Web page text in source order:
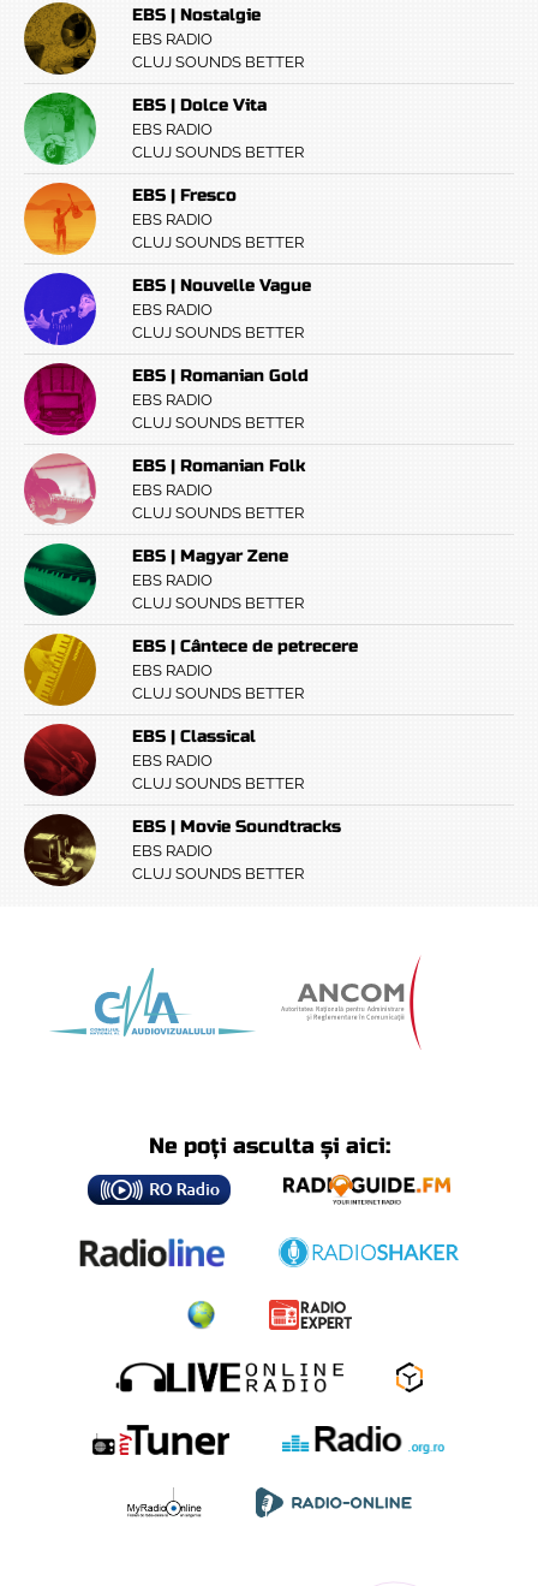
EBS | Nostalgie
EBS RADIO
CLUJ SOUNDS BETTER
EBS | Dolce Vita
EBS RADIO
CLUJ SOUNDS BETTER
EBS | Fresco
EBS RADIO
CLUJ SOUNDS BETTER
EBS | Nouvelle Vague
EBS RADIO
CLUJ SOUNDS BETTER
EBS | Romanian Gold
EBS RADIO
CLUJ SOUNDS BETTER
EBS | Romanian Folk
EBS RADIO
CLUJ SOUNDS BETTER
EBS | Magyar Zene
EBS RADIO
CLUJ SOUNDS BETTER
EBS | Cântece de petrecere
EBS RADIO
CLUJ SOUNDS BETTER
EBS | Classical
EBS RADIO
CLUJ SOUNDS BETTER
EBS | Movie Soundtracks
EBS RADIO
CLUJ SOUNDS BETTER
Ne poți asculta și aici: